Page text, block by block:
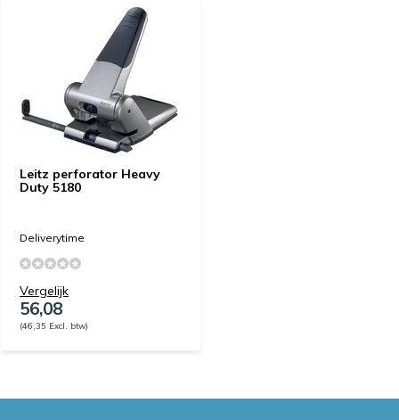
Leitz perforator Heavy
Duty 5180
Deliverytime
Vergelijk
56,08
(46,35 Excl. btw)